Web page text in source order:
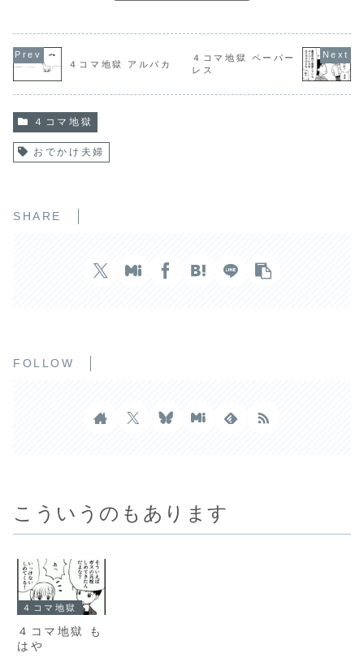
４コマ地獄 アルパカ
４コマ地獄 ペーパー
レス
４コマ地獄
おでかけ夫婦
SHARE
FOLLOW
こういうのもあります
４コマ地獄
４コマ地獄 も
はや